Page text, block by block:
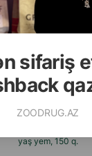
sifariş
ZOODRUG.AZ
ALMAQ
yaş yem, 150 q.